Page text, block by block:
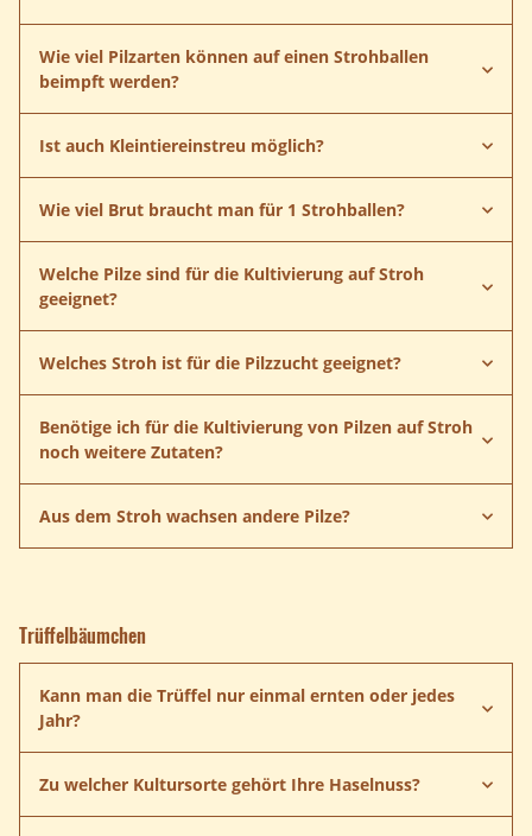
Wie viel Pilzarten können auf einen Strohballen
beimpft werden?
Ist auch Kleintiereinstreu möglich?
Wie viel Brut braucht man für 1 Strohballen?
Anleitung herunterladen
Welche Pilze sind für die Kultivierung auf Stroh
geeignet?
Welches Stroh ist für die Pilzzucht geeignet?
Anleitung herunterladen
Benötige ich für die Kultivierung von Pilzen auf Stroh
noch weitere Zutaten?
Aus dem Stroh wachsen andere Pilze?
Trüffelbäumchen
Kann man die Trüffel nur einmal ernten oder jedes
Jahr?
Zu welcher Kultursorte gehört Ihre Haselnuss?